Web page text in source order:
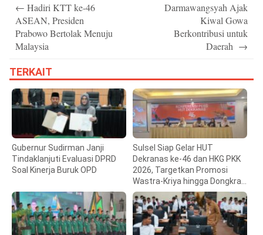
navigation
← Hadiri KTT ke-46
ASEAN, Presiden
Prabowo Bertolak Menuju
Malaysia
Darmawangsyah Ajak
Kiwal Gowa
Berkontribusi untuk
Daerah →
TERKAIT
Gubernur Sudirman Janji
Tindaklanjuti Evaluasi DPRD
Soal Kinerja Buruk OPD
Sulsel Siap Gelar HUT
Dekranas ke-46 dan HKG PKK
2026, Targetkan Promosi
Wastra-Kriya hingga Dongkrak
Ekonomi Daerah